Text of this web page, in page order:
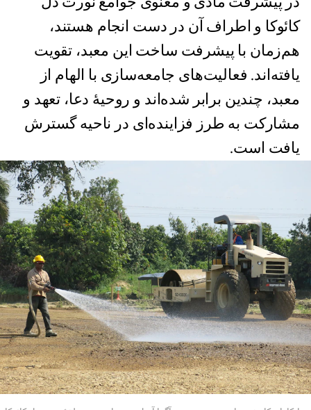
کائوکا و اطراف آن در دست انجام هستند،
هم‌زمان با پیشرفت ساخت این معبد، تقویت
یافته‌اند. فعالیت‌های جامعه‌سازی با الهام از
معبد، چندین برابر شده‌اند و روحیۀ دعا، تعهد و
مشارکت به طرز فزاینده‌ای در ناحیه گسترش
یافت است.